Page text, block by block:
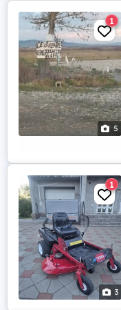
5
1
3
1